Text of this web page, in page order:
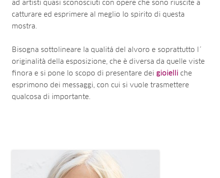
ad artisti quasi sconosciuti con opere che sono riuscite a
catturare ed esprimere al meglio lo spirito di questa
mostra.
Bisogna sottolineare la qualitá del alvoro e soprattutto l´
originalità della esposizione, che è diversa da quelle viste
finora e si pone lo scopo di presentare dei gioielli che
esprimono dei messaggi, con cui si vuole trasmettere
qualcosa di importante.